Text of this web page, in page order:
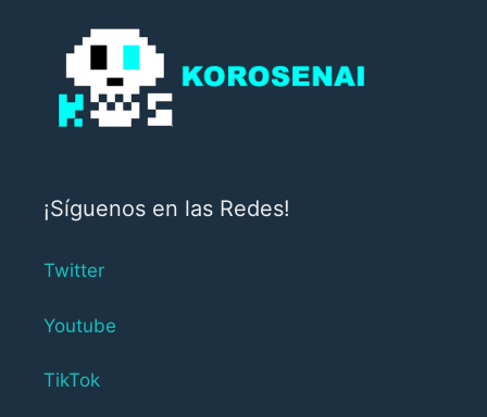
¡Síguenos en las Redes!
Twitter
Youtube
TikTok